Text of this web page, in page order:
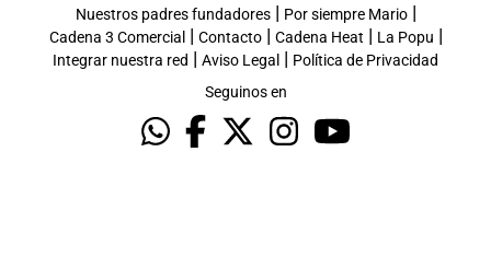
Nuestros padres fundadores| Por siempre Mario|
Cadena 3 Comercial | Contacto| Cadena Heat | La Popu |
Integrar nuestra red | Aviso Legal | Política de Privacidad
Seguinos en